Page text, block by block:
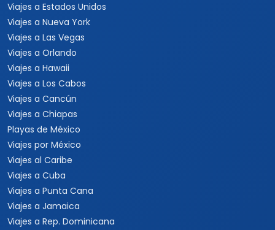
Viajes a Estados Unidos
Viajes a Nueva York
Viajes a Las Vegas
Viajes a Orlando
Viajes a Hawaii
Viajes a Los Cabos
Viajes a Cancún
Viajes a Chiapas
Playas de México
Viajes por México
Viajes al Caribe
Viajes a Cuba
Viajes a Punta Cana
Viajes a Jamaica
Viajes a Rep. Dominicana